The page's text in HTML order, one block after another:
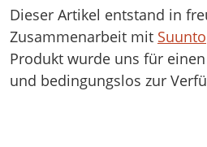
Dieser Artikel entstand in
Zusammenarbeit mit Suunto
Produkt wurde uns für
und bedingungslos zur